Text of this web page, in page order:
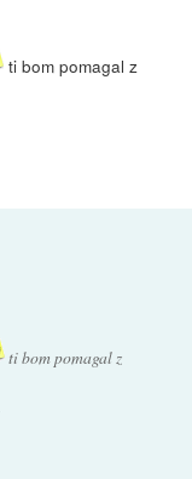
ti bom pomagal z
ti bom pomagal z